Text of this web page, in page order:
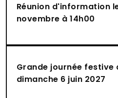
Réunion d'information
novembre à 14h00
Grande journée festive
dimanche 6 juin 2027